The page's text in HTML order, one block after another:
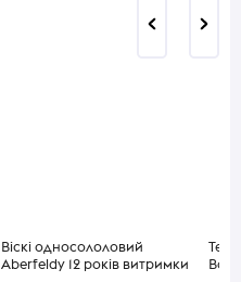
Віскі односололовий
Aberfeldy 12 років витримки